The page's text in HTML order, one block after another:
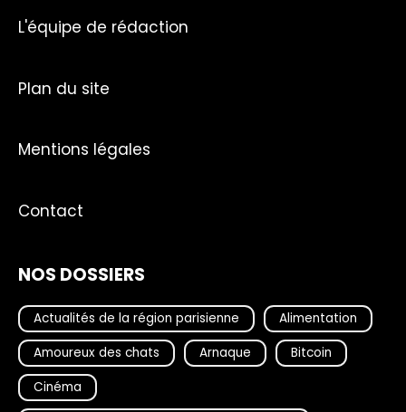
L'équipe de rédaction
Plan du site
Mentions légales
Contact
NOS DOSSIERS
Actualités de la région parisienne
Alimentation
Amoureux des chats
Arnaque
Bitcoin
Cinéma